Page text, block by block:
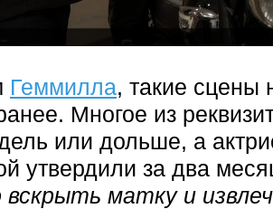
Геммилла, такие сцены
Многое из
или дольше, а
утвердили за два
матку и